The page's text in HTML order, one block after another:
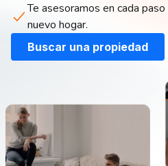
Te asesoramos en cada
nuevo hogar.
Buscar una propiedad